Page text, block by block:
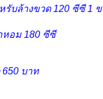
รับล้างขวด 120 ซีซี 1
อม 180 ซีซี
บาท